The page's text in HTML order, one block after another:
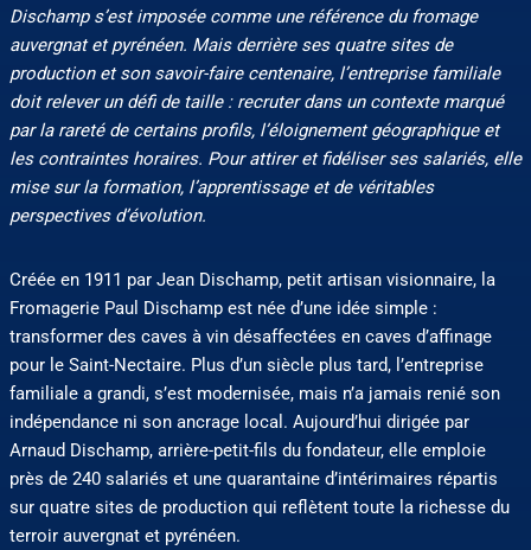
Dischamp s’est imposée comme une référence du fromage
auvergnat et pyrénéen. Mais derrière ses quatre sites de
production et son savoir-faire centenaire, l’entreprise familiale
doit relever un défi de taille : recruter dans un contexte marqué
par la rareté de certains profils, l’éloignement géographique et
les contraintes horaires. Pour attirer et fidéliser ses salariés, elle
mise sur la formation, l’apprentissage et de véritables
perspectives d’évolution.
Créée en 1911 par Jean Dischamp, petit artisan visionnaire, la
Fromagerie Paul Dischamp est née d’une idée simple :
transformer des caves à vin désaffectées en caves d’affinage
pour le Saint-Nectaire. Plus d’un siècle plus tard, l’entreprise
familiale a grandi, s’est modernisée, mais n’a jamais renié son
indépendance ni son ancrage local. Aujourd’hui dirigée par
Arnaud Dischamp, arrière-petit-fils du fondateur, elle emploie
près de 240 salariés et une quarantaine d’intérimaires répartis
sur quatre sites de production qui reflètent toute la richesse du
terroir auvergnat et pyrénéen.